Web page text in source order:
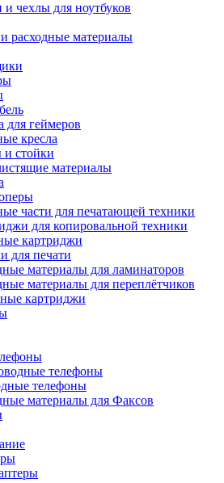
чехлы для ноутбуков
расходные материалы
для геймеров
кресла
стойки
материалы
части для печатающей техники
для копировальной техники
картриджи
для печати
материалы для ламинаторов
материалы для переплётчиков
картриджи
телефоны
телефоны
материалы для Факсов